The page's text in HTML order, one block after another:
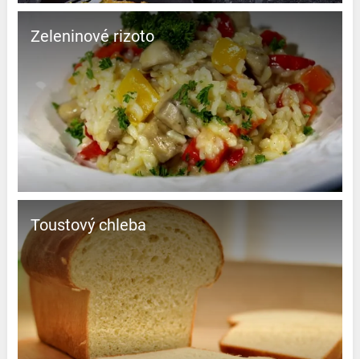
Zeleninové rizoto
Toustový chleba